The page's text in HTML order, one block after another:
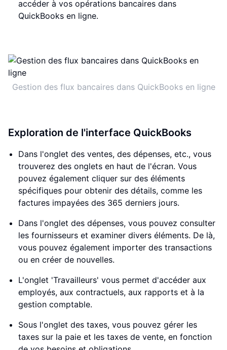
accéder à vos opérations bancaires dans
QuickBooks en ligne.
Gestion des flux bancaires dans QuickBooks en ligne
Exploration de l'interface QuickBooks
Dans l'onglet des ventes, des dépenses, etc., vous
trouverez des onglets en haut de l'écran. Vous
pouvez également cliquer sur des éléments
spécifiques pour obtenir des détails, comme les
factures impayées des 365 derniers jours.
Dans l'onglet des dépenses, vous pouvez consulter
les fournisseurs et examiner divers éléments. De là,
vous pouvez également importer des transactions
ou en créer de nouvelles.
L'onglet 'Travailleurs' vous permet d'accéder aux
employés, aux contractuels, aux rapports et à la
gestion comptable.
Sous l'onglet des taxes, vous pouvez gérer les
taxes sur la paie et les taxes de vente, en fonction